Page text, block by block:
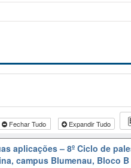
Fechar Tudo Expandir Tudo
aplicações – 8º Ciclo de
campus Blumenau, Bloco B